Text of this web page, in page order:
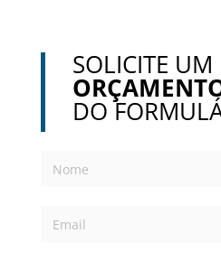
SOLICITE UM
DO